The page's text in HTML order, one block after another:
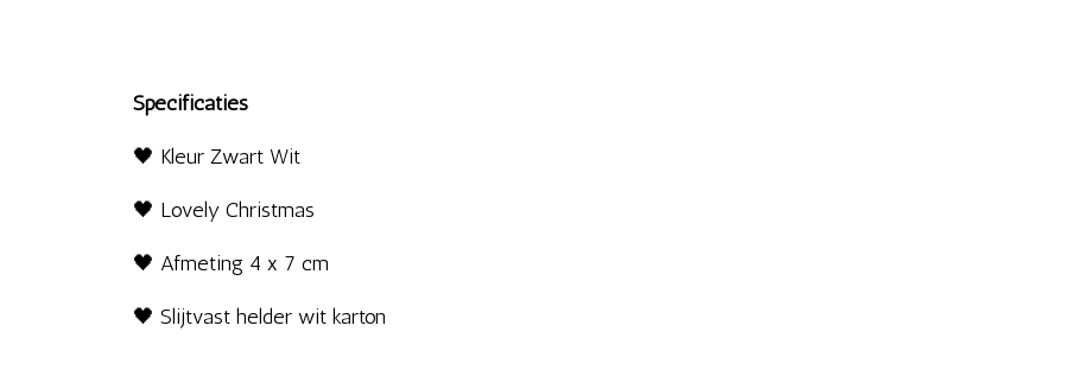
Specificaties
🖤 Kleur Zwart Wit
🖤 Lovely Christmas
🖤 Afmeting 4 x 7 cm
🖤 Slijtvast helder wit karton